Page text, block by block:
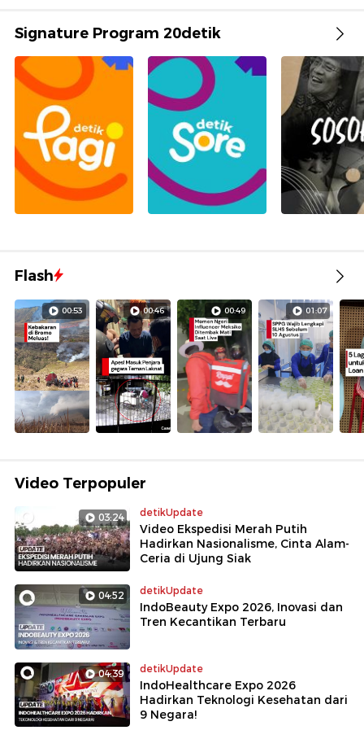
Signature Program 20detik
Flash
00:53 00:46 00:49 01:07
Video Terpopuler
03:24 detikUpdate
Video Ekspedisi Merah Putih
Hadirkan Nasionalisme, Cinta Alam-
Ceria di Ujung Siak
04:52 detikUpdate
IndoBeauty Expo 2026, Inovasi dan
Tren Kecantikan Terbaru
04:39 detikUpdate
IndoHealthcare Expo 2026
Hadirkan Teknologi Kesehatan dari
9 Negara!